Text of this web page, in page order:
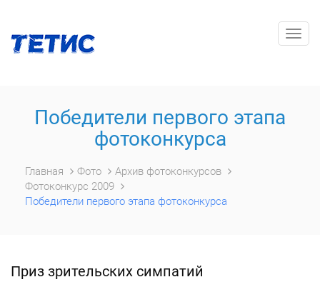
Победители первого этапа
фотоконкурса
Главная Фото
Архив фотоконкурсов
Фотоконкурс 2009
Победители первого этапа фотоконкурса
Приз зрительских симпатий